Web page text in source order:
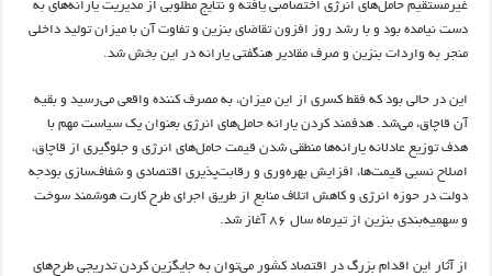
غیرمستقیم حامل‌های انرژی اختصاصی یافته و نتایج مطلوبی از مدیریت یارانه‌های به
دست نیامده بود و با رشد روز افزون تقاضای بنزین و تفاوت آن با میزان تولید داخلی
منجر به واردات بنزین و صرف مقادیر هنگفتی یارانه در این بخش شد.
این در حالی بود که فقط کسری از این میزان، به مصرف کننده واقعی می‌رسید و بقیه
آن قاچاق، می‌شد. هدفمند کردن یارانه حامل‌های انرژی بعنوان یک سیاست مهم با
هدف توزیع عادلانه یارانه‌ها منطقی شدن قیمت حامل‌های انرژی و جلوگیری از قاچاق،
اصلاح نسبی قیمت‌ها، افزایش بهره‌وری و رقابت‌پذیری اقتصادی و شفاف‌سازی بودجه
دولت در حوزه انرژی و کاهش اتلاف منابع از طریق اجرای طرح کارت هوشمند سوخت
و سهمیه‌بندی بنزین از تیرماه سال 86 آغاز شد.
از آثار این اقدام بزرگ در اقتصاد کشور می‌توان به جایگزین کردن تدریجی طرح‌های